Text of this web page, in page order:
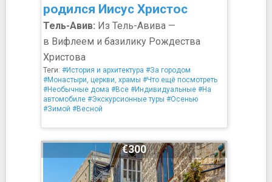
родился Иисус Христос
Тель-Авив: Из Тель-Авива —
в Вифлеем и базилику Рождества
Христова
Теги: #История и архитектура #За городом
#Монастыри, церкви, храмы #Что ещё посмотреть
#Необычные дома #Все #Индивидуальные #На
автомобиле #Экскурсионные туры #Осенью
#Зимой #Весной
€300